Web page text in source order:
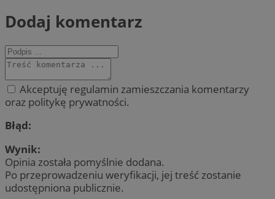
Dodaj komentarz
Akceptuję regulamin zamieszczania komentarzy
oraz politykę prywatności.
Błąd:
Wynik:
Opinia została pomyślnie dodana.
Po przeprowadzeniu weryfikacji, jej treść zostanie
udostępniona publicznie.